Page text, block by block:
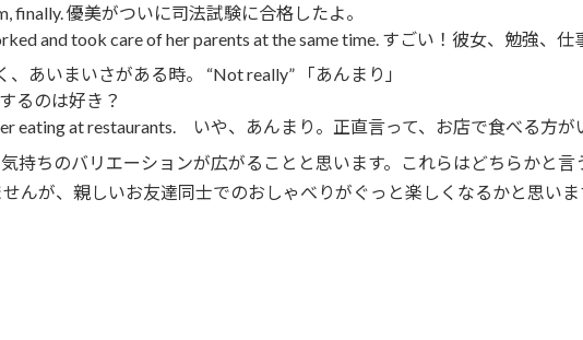
finally. 優美がついに司法試験に合格したよ。
and took care of her parents at the same time. すごい！彼女、勉強、
あいまいさがある時。 “Not really” 「あんまり」
るのは好き？
eating at restaurants. いや、あんまり。正直言って、お店で食べる方が
持ちのバリエーションが広がることと思います。これらはどちらかと
んが、親しいお友達同士でのおしゃべりがぐっと楽しくなるかと思い